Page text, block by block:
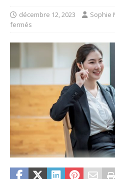
décembre 12, 2023 Sophie
fermés